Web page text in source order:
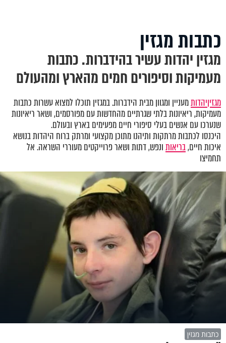
כתבות מגזין
מגזין יהדות עשיר בהידברות. כתבות
מעמיקות וסיפורים חמים מהארץ ומהעולם
מגזיןיהדותמעניין ומגוון מבית הידברות. במגזין תוכלו למצוא עשרות כתבות
מעמיקות, ריאיונות בלתי שגרתיים מהחדשות עם מפורסמים, ושאר ריאיונות
שנערכו עם אנשים בעלי סיפורי חיים מפעימים בארץ ובעולם.
היכנסו לכתבות מרתקות ותיהנו מתוכן מקצועי ומרתק ברוח היהדות בנושא
איכות חיים,בריאותונפש, דתות ושאר פרוייקטים מעוררי השראה. אל
תחמיצו
כתבות מגזין